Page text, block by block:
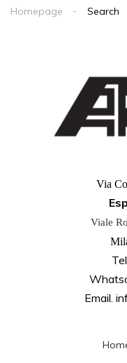
Homepage Search
Via
Viale
Email.